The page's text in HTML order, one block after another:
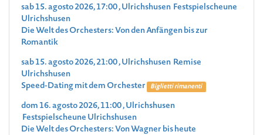
sab 15. agosto 2026, 17:00 , Ulrichshusen Festspielscheune
Ulrichshusen
Die Welt des Orchesters: Von den Anfängen bis zur
Romantik
sab 15. agosto 2026, 21:00 , Ulrichshusen Remise
Ulrichshusen
Speed-Dating mit dem Orchester
Biglietti rimanenti
dom 16. agosto 2026, 11:00 , Ulrichshusen
Festspielscheune Ulrichshusen
Die Welt des Orchesters: Von Wagner bis heute